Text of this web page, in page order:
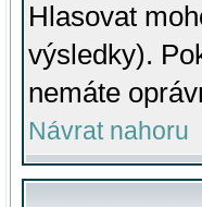
Hlasovat
výsledky).
nemáte
Návrat nahoru